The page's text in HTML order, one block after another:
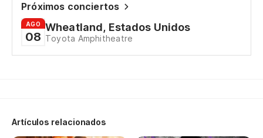
Próximos conciertos
AGO
08
Wheatland, Estados Unidos
Toyota Amphitheatre
Artículos relacionados